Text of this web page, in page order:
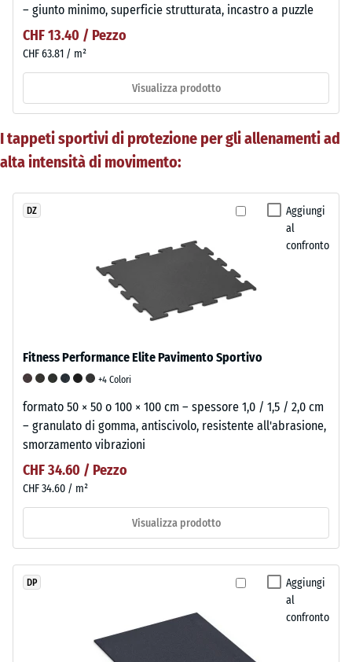
– giunto minimo, superficie strutturata, incastro a puzzle
CHF 13.40 / Pezzo
CHF 63.81 / m²
Visualizza prodotto
I tappeti sportivi di protezione per gli allenamenti ad
alta intensità di movimento:
Aggiungi
al
confronto
DZ
Fitness Performance Elite Pavimento Sportivo
+4 Colori
formato 50 × 50 o 100 × 100 cm – spessore 1,0 / 1,5 / 2,0 cm
– granulato di gomma, antiscivolo, resistente all'abrasione,
smorzamento vibrazioni
CHF 34.60 / Pezzo
CHF 34.60 / m²
Visualizza prodotto
Aggiungi
al
confronto
DP